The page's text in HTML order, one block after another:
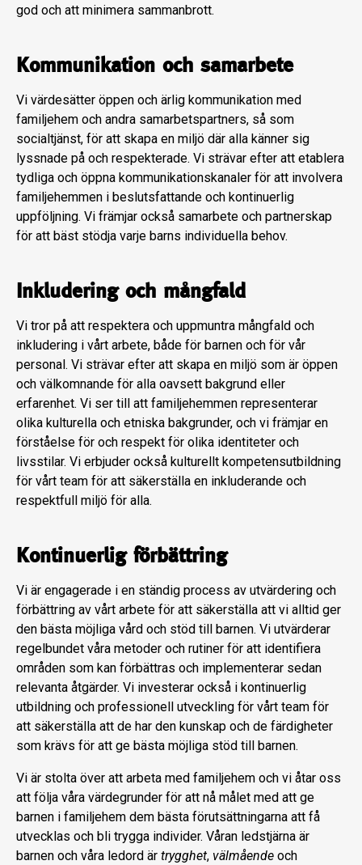
god och att minimera sammanbrott.
Kommunikation och samarbete
Vi värdesätter öppen och ärlig kommunikation med
familjehem och andra samarbetspartners, så som
socialtjänst, för att skapa en miljö där alla känner sig
lyssnade på och respekterade. Vi strävar efter att etablera
tydliga och öppna kommunikationskanaler för att involvera
familjehemmen i beslutsfattande och kontinuerlig
uppföljning. Vi främjar också samarbete och partnerskap
för att bäst stödja varje barns individuella behov.
Inkludering och mångfald
Vi tror på att respektera och uppmuntra mångfald och
inkludering i vårt arbete, både för barnen och för vår
personal. Vi strävar efter att skapa en miljö som är öppen
och välkomnande för alla oavsett bakgrund eller
erfarenhet. Vi ser till att familjehemmen representerar
olika kulturella och etniska bakgrunder, och vi främjar en
förståelse för och respekt för olika identiteter och
livsstilar. Vi erbjuder också kulturellt kompetensutbildning
för vårt team för att säkerställa en inkluderande och
respektfull miljö för alla.
Kontinuerlig förbättring
Vi är engagerade i en ständig process av utvärdering och
förbättring av vårt arbete för att säkerställa att vi alltid ger
den bästa möjliga vård och stöd till barnen. Vi utvärderar
regelbundet våra metoder och rutiner för att identifiera
områden som kan förbättras och implementerar sedan
relevanta åtgärder. Vi investerar också i kontinuerlig
utbildning och professionell utveckling för vårt team för
att säkerställa att de har den kunskap och de färdigheter
som krävs för att ge bästa möjliga stöd till barnen.
Vi är stolta över att arbeta med familjehem och vi åtar oss
att följa våra värdegrunder för att nå målet med att ge
barnen i familjehem dem bästa förutsättningarna att få
utvecklas och bli trygga individer. Våran ledstjärna är
barnen och våra ledord är trygghet, välmående och